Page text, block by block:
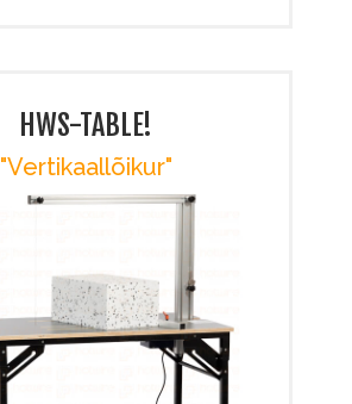
HWS-TABLE!
"Vertikaallõikur"